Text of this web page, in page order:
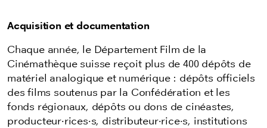
Acquisition et documentation
Chaque année, le Département Film de la
Cinémathèque suisse reçoit plus de 400 dépôts de
matériel analogique et numérique : dépôts officiels
des films soutenus par la Confédération et les
fonds régionaux, dépôts ou dons de cinéastes,
producteur·rices·s, distributeur·rice·s, institutions